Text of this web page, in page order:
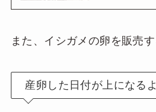
また、イシガメの卵を販売す
産卵した日付が上になる